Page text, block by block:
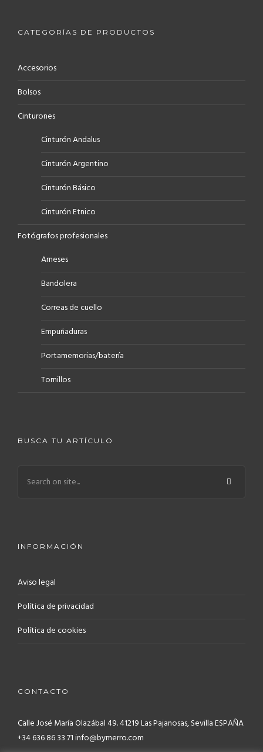
CATEGORÍAS DE PRODUCTOS
Accesorios
Bolsos
Cinturones
Cinturón Andalus
Cinturón Argentino
Cinturón Básico
Cinturón Etnico
Fotógrafos profesionales
Arneses
Bandolera
Correas de cuello
Empuñaduras
Portamemorias/batería
Tornillos
BUSCA TU ARTÍCULO
INFORMACIÓN
Aviso legal
Política de privacidad
Política de cookies
CONTACTO
Calle José María Olazábal 49. 41219Las Pajanosas, Sevilla ESPAÑA
+34 636 86 33 71 info@bymerro.com